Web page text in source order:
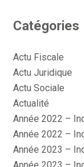
Catégories
Actu Fiscale
Actu Juridique
Actu Sociale
Actualité
Année 2022 –
Année 2022 –
Année 2023 –